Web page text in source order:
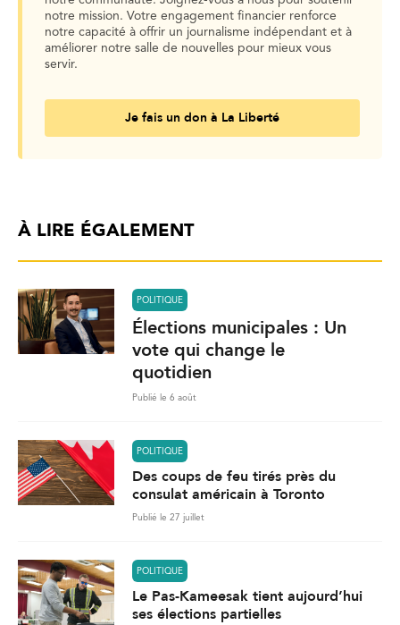
notre mission. Votre engagement financier renforce
notre capacité à offrir un journalisme indépendant et à
améliorer notre salle de nouvelles pour mieux vous
servir.
Je fais un don à La Liberté
À LIRE ÉGALEMENT
POLITIQUE
Élections municipales : Un
vote qui change le
quotidien
Publié le 6 août
POLITIQUE
Des coups de feu tirés près du
consulat américain à Toronto
Publié le 27 juillet
POLITIQUE
Le Pas-Kameesak tient aujourd’hui
ses élections partielles